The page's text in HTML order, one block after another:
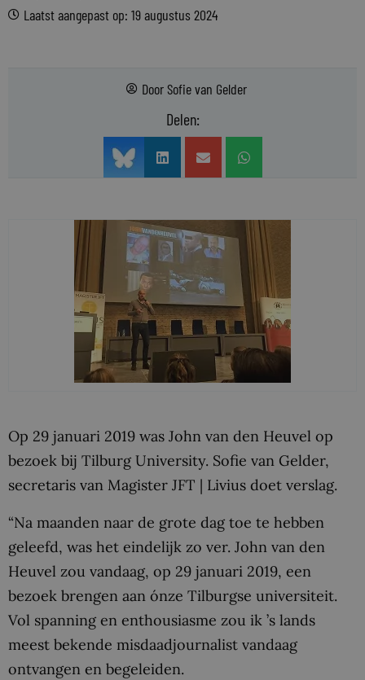
Laatst aangepast op: 19 augustus 2024
DoorSofie van Gelder
Delen:
Op 29 januari 2019 was John van den Heuvel op
bezoek bij Tilburg University. Sofie van Gelder,
secretaris van Magister JFT | Livius doet verslag.
“Na maanden naar de grote dag toe te hebben
geleefd, was het eindelijk zo ver. John van den
Heuvel zou vandaag, op 29 januari 2019, een
bezoek brengen aan ónze Tilburgse universiteit.
Vol spanning en enthousiasme zou ik ’s lands
meest bekende misdaadjournalist vandaag
ontvangen en begeleiden.